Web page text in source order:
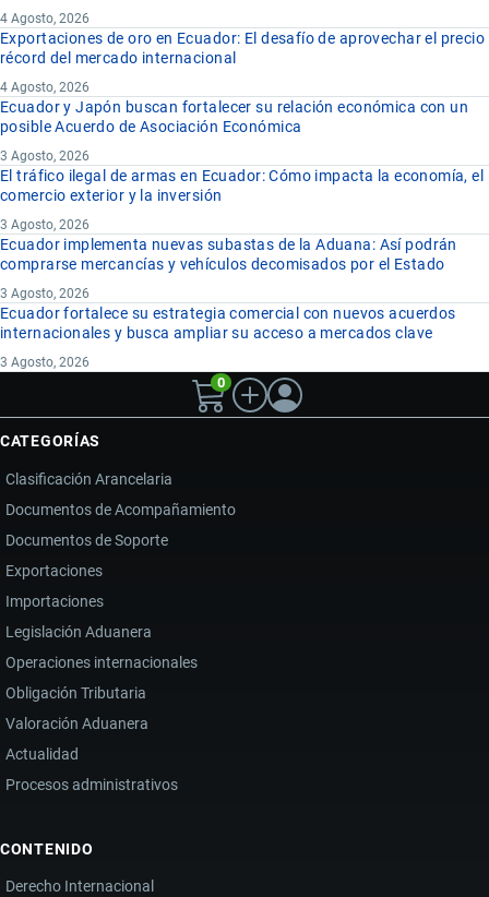
4 Agosto, 2026
Exportaciones de oro en Ecuador: El desafío de aprovechar el precio
récord del mercado internacional
4 Agosto, 2026
Ecuador y Japón buscan fortalecer su relación económica con un
posible Acuerdo de Asociación Económica
3 Agosto, 2026
El tráfico ilegal de armas en Ecuador: Cómo impacta la economía, el
comercio exterior y la inversión
3 Agosto, 2026
Ecuador implementa nuevas subastas de la Aduana: Así podrán
comprarse mercancías y vehículos decomisados por el Estado
3 Agosto, 2026
Ecuador fortalece su estrategia comercial con nuevos acuerdos
internacionales y busca ampliar su acceso a mercados clave
3 Agosto, 2026
0
CATEGORÍAS
Clasificación Arancelaria
Documentos de Acompañamiento
Documentos de Soporte
Exportaciones
Importaciones
Legislación Aduanera
Operaciones internacionales
Obligación Tributaria
Valoración Aduanera
Actualidad
Procesos administrativos
CONTENIDO
Derecho Internacional